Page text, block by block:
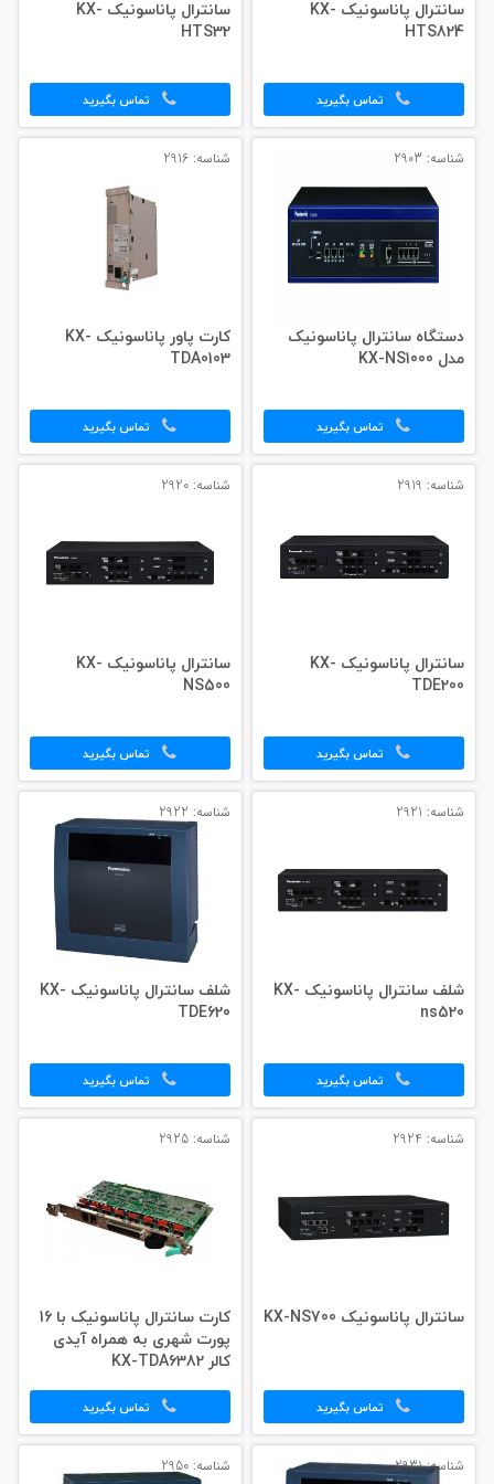
سانترال پاناسونیک KX-
HTS824
تماس بگیرید
سانترال پاناسونیک KX-
HTS32
تماس بگیرید
شناسه: 2903
دستگاه سانترال پاناسونیک
مدل KX-NS1000
تماس بگیرید
شناسه: 2916
کارت پاور پاناسونیک KX-
TDA0103
تماس بگیرید
شناسه: 2919
سانترال پاناسونیک KX-
TDE200
تماس بگیرید
شناسه: 2920
سانترال پاناسونیک KX-
NS500
تماس بگیرید
شناسه: 2921
شلف سانترال پاناسونیک KX-
ns520
تماس بگیرید
شناسه: 2922
شلف سانترال پاناسونیک KX-
TDE620
تماس بگیرید
شناسه: 2924
سانترال پاناسونیک KX-NS700
تماس بگیرید
شناسه: 2925
کارت سانترال پاناسونیک با 16
پورت شهری به همراه آیدی
کالر KX-TDA6382
تماس بگیرید
شناسه: 2931 شناسه: 2950